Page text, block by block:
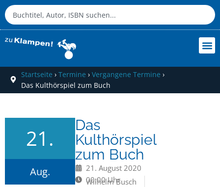
Startseite › Termine › Vergangene Termine ›
Das Kulthörspiel zum Buch
21.
Aug.
Das
Kulthörspiel
zum Buch
21. August 2020
00:00 Uhr
Wilhelm Busch